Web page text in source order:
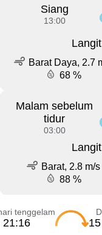
Siang
13:00
Barat Daya, 2.7
68 %
Malam sebelum
tidur
03:00
Barat, 2.8 m/s
88 %
tenggelam
21:16